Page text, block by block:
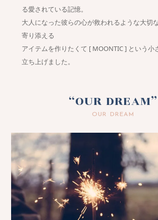
る愛されている記憶。
大人になった彼らの心が救われるような大切
寄り添える
アイテムを作りたくて [ MOONTIC ] という小
立ち上げました。
“OUR DREAM”
OUR DREAM